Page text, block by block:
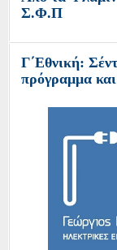
Σ.Φ.Π
Γ΄Εθνική:
πρόγραμμα και